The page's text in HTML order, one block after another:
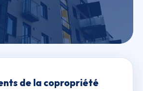
CARLONE
de la copropriété